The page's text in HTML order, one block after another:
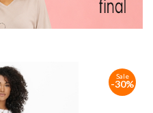
Sale
-30%